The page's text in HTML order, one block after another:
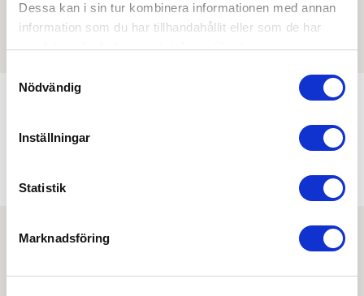
Dessa kan i sin tur kombinera informationen med annan
information som du har tillhandahållit eller som de har
samlat in när du har använt deras tjänster.
Nödvändig
Inställningar
Statistik
Marknadsföring
Det finns ännu ingen film för denna produkt
Min köphistorik
Nyhetsbrev